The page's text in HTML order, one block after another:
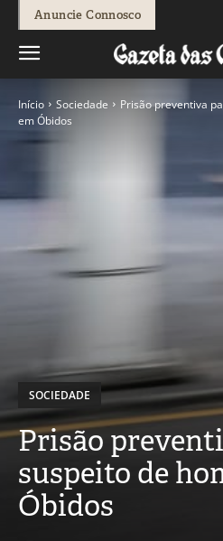
Anuncie Connosco
Início Sociedade
Prisão preventiva
em Óbidos
SOCIEDADE
Prisão
suspeito de
Óbidos